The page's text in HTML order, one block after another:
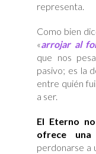
representa.
Como bien
«arrojar al
que nos
pasivo; es la
entre quién
a ser.
El Eterno
ofrece una
perdonarse a